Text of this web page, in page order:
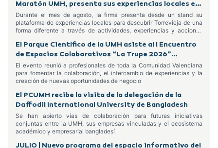
Maratón UMH, presenta sus experiencias locales en
el Centro Comercial Habaneras
Durante el mes de agosto, la firma presenta desde un stand su
plataforma de experiencias locales para descubrir Torrevieja de una
forma diferente a través de actividades, experiencias y acciones
El Parque Científico de la UMH asiste al I Encuentro
de Espacios Colaborativos “La Trupe 2026”
celebrado en Alcoy
El evento reunió a profesionales de toda la Comunidad Valenciana
para fomentar la colaboración, el intercambio de experiencias y la
creación de nuevas oportunidades de negocio
El PCUMH recibe la visita de la delegación de la
Daffodil International University de Bangladesh
Se han abierto vías de colaboración para futuras iniciativas
conjuntas entre la UMH, sus empresas vinculadas y el ecosistema
académico y empresarial bangladesí
JULIO | Nuevo programa del espacio informativo del